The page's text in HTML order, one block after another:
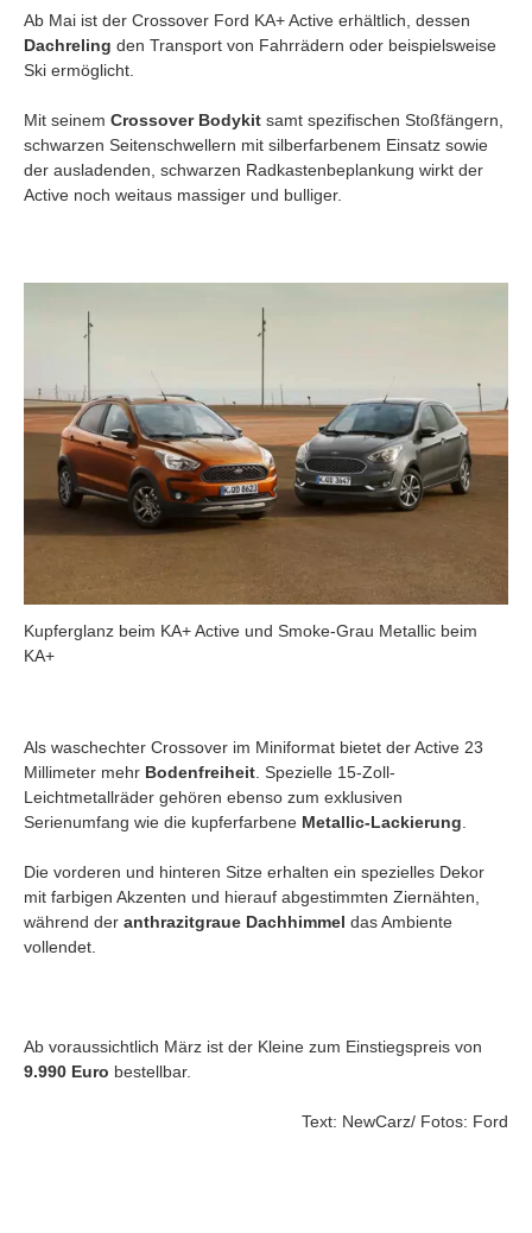
Ab Mai ist der Crossover Ford KA+ Active erhältlich, dessen
Dachreling den Transport von Fahrrädern oder beispielsweise
Ski ermöglicht.
Mit seinem Crossover Bodykit samt spezifischen Stoßfängern,
schwarzen Seitenschwellern mit silberfarbenem Einsatz sowie
der ausladenden, schwarzen Radkastenbeplankung wirkt der
Active noch weitaus massiger und bulliger.
Kupferglanz beim KA+ Active und Smoke-Grau Metallic beim
KA+
Als waschechter Crossover im Miniformat bietet der Active 23
Millimeter mehr Bodenfreiheit . Spezielle 15-Zoll-
Leichtmetallräder gehören ebenso zum exklusiven
Serienumfang wie die kupferfarbene Metallic-Lackierung
Die vorderen und hinteren Sitze erhalten ein spezielles Dekor
mit farbigen Akzenten und hierauf abgestimmten Ziernähten,
während der anthrazitgraue Dachhimmel das Ambiente
vollendet.
Ab voraussichtlich März ist der Kleine zum Einstiegspreis von
9.990 Euro bestellbar.
Text: NewCarz/ Fotos: Ford